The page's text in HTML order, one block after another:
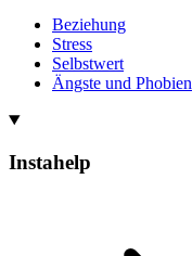
Beziehung
Stress
Selbstwert
Ängste und Phobien
Instahelp